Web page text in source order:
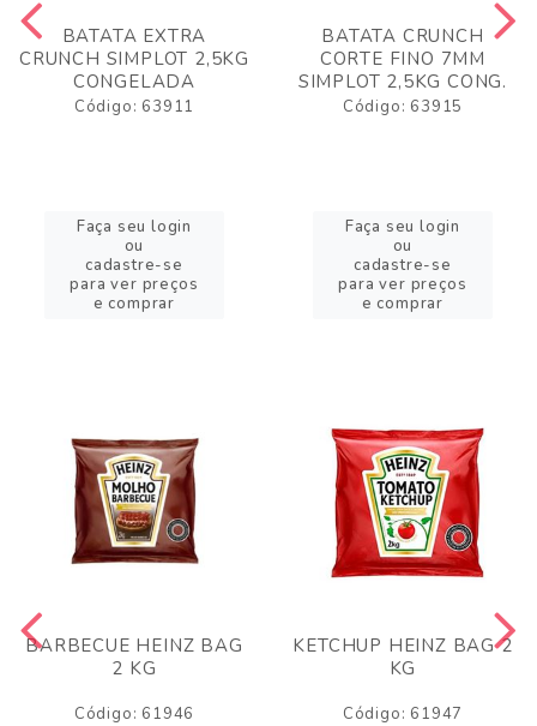
BATATA EXTRA
CRUNCH SIMPLOT 2,5KG
CONGELADA
Código: 63911
Faça seu login
ou
cadastre-se
para ver preços
e comprar
BATATA CRUNCH
CORTE FINO 7MM
SIMPLOT 2,5KG CONG.
Código: 63915
Faça seu login
ou
cadastre-se
para ver preços
e comprar
BARBECUE HEINZ BAG
2 KG
Código: 61946
KETCHUP HEINZ BAG 2
KG
Código: 61947